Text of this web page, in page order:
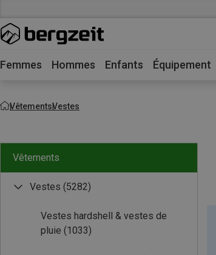
Femmes Hommes Enfants Équipement
VêtementsVestes
Vêtements
Vestes (5282)
Vestes hardshell & vestes de
pluie (1033)